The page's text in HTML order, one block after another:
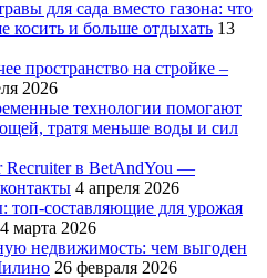
для сада вместо газона: что
косить и больше отдыхать 13
пространство на стройке –
2026
технологии помогают
тратя меньше воды и сил
Recruiter в BetAndYou —
4 апреля 2026
топ‑составляющие для урожая
марта 2026
недвижимость: чем выгоден
26 февраля 2026